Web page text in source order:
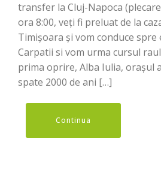
transfer la Cluj-Napoca
ora 8:00, veți fi preluat de la
Timișoara și vom conduce spre
Carpatii si vom urma cursul
prima oprire, Alba Iulia, orașul
spate 2000 de ani […]
Continua